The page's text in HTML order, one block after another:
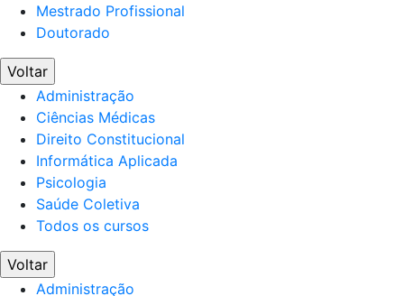
Mestrado Profissional
Doutorado
Voltar
Administração
Ciências Médicas
Direito Constitucional
Informática Aplicada
Psicologia
Saúde Coletiva
Todos os cursos
Voltar
Administração